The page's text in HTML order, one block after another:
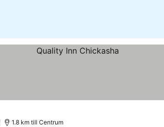
1.8 km till Centrum